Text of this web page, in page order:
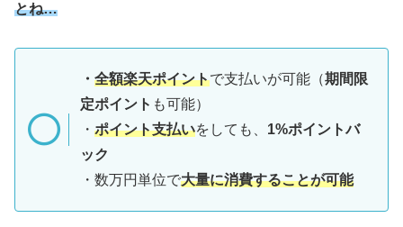
とね…
・ 全額楽天ポイントで支払いが可能（期間限
定ポイント も可能）
・ ポイント支払いをしても、 1%ポイントバ
ック
・数万円単位で大量に消費することが可能